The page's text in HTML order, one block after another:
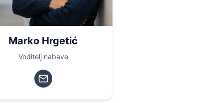
Marko Hrgetić
Voditelj nabave